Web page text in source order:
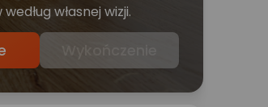
własnej wizji.